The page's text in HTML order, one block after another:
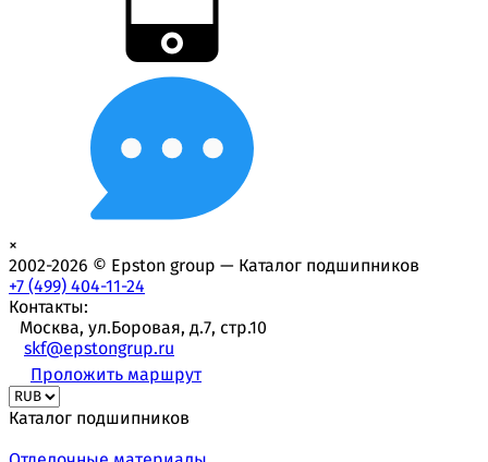
×
2002-2026 © Epston group — Каталог подшипников
+7 (499) 404-11-24
Контакты:
Москва, ул.Боровая, д.7, стр.10
skf@epstongrup.ru
Проложить маршрут
Каталог подшипников